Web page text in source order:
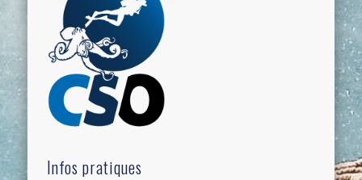
Infos pratiques